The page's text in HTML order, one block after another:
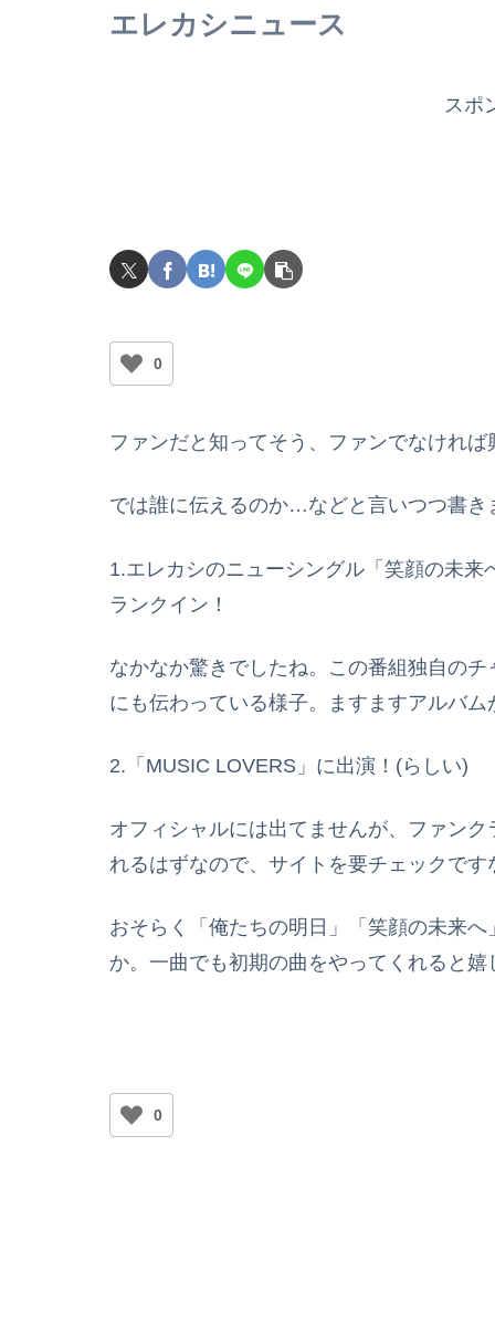
エレカシニュース
スポ
0
ファンだと知ってそう、ファンでなければ
では誰に伝えるのか…などと言いつつ書き
1.エレカシのニューシングル「笑顔の未
ランクイン！
なかなか驚きでしたね。この番組独自の
にも伝わっている様子。ますますアルバム
2.「MUSIC LOVERS」に出演！(らしい)
オフィシャルには出てませんが、ファン
れるはずなので、サイトを要チェックです
おそらく「俺たちの明日」「笑顔の未来
か。一曲でも初期の曲をやってくれると嬉
0